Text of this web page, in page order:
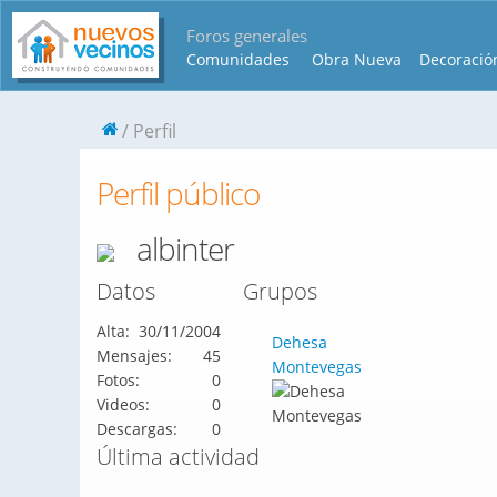
Foros generales
Comunidades Obra Nueva
Perfil
Perfil público
albinter
Datos
Alta: 30/11/2004
Mensajes:
45
Fotos:
0
Videos:
0
Descargas:
0
Grupos
Dehesa
Montevegas
Última actividad